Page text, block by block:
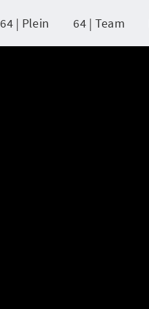
64 | Plein 64 | Team